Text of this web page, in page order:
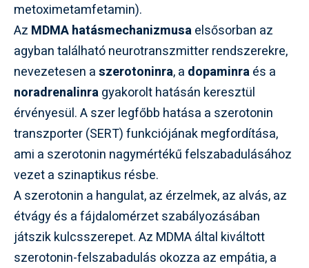
metoximetamfetamin).
Az MDMA hatásmechanizmusaelsősorban az
agyban található neurotranszmitter rendszerekre,
nevezetesen aszerotoninra, a dopaminraés a
noradrenalinragyakorolt hatásán keresztül
érvényesül. A szer legfőbb hatása a szerotonin
transzporter (SERT) funkciójának megfordítása,
ami a szerotonin nagymértékű felszabadulásához
vezet a szinaptikus résbe.
A szerotonin a hangulat, az érzelmek, az alvás, az
étvágy és a fájdalomérzet szabályozásában
játszik kulcsszerepet. Az MDMA által kiváltott
szerotonin-felszabadulás okozza az empátia, a